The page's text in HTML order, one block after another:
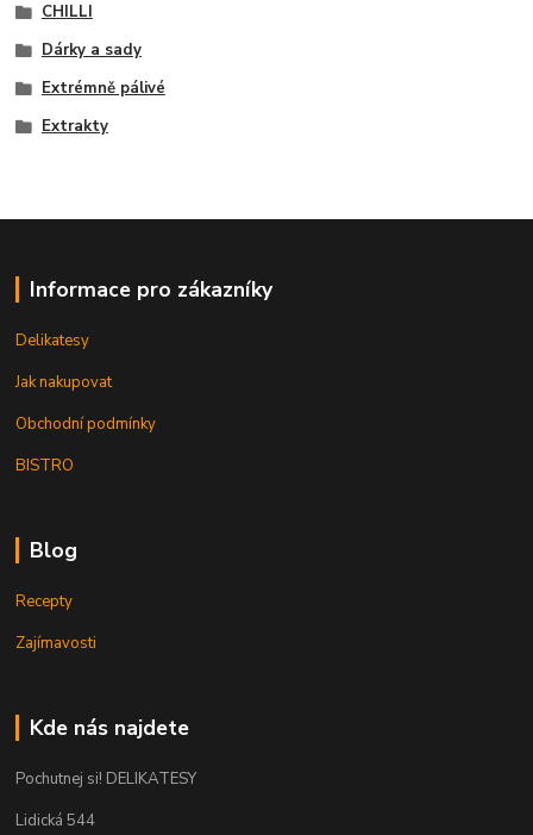
CHILLI
Dárky a sady
Extrémně pálivé
Extrakty
Informace pro zákazníky
Delikatesy
Jak nakupovat
Obchodní podmínky
BISTRO
Blog
Recepty
Zajímavosti
Kde nás najdete
Pochutnej si! DELIKATESY
Lidická 544